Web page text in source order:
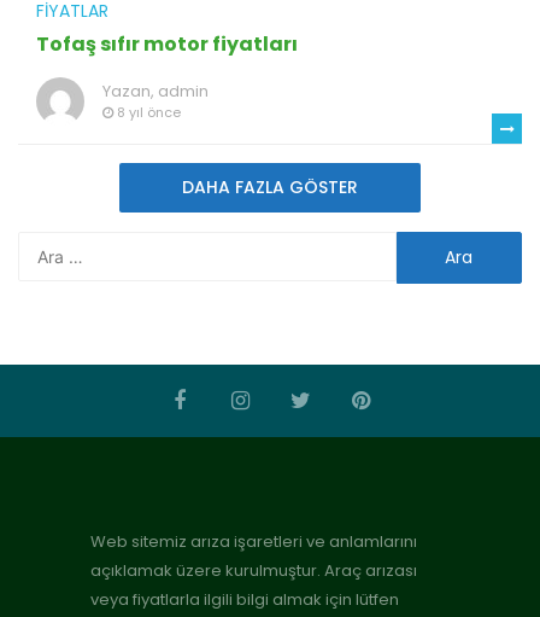
FIYATLAR
Tofaş sıfır motor fiyatları
Yazan, admin
8 yıl önce
DAHA FAZLA GÖSTER
Web sitemiz arıza işaretleri ve anlamlarını
açıklamak üzere kurulmuştur. Araç arızası
veya fiyatlarla ilgili bilgi almak için lütfen